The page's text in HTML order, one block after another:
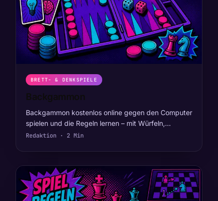
BRETT- & DENKSPIELE
Backgammon
Backgammon kostenlos online gegen den Computer
spielen und die Regeln lernen – mit Würfeln,…
Redaktion · 2 Min